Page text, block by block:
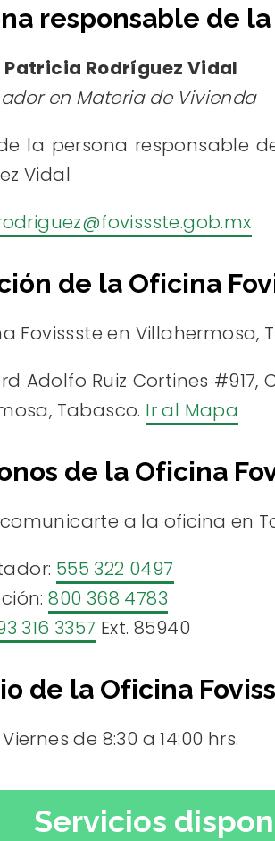
responsable de
Patricia Rodríguez Vidal
en Materia de Vivienda
la persona responsable
Vidal
de la Oficina
Fovissste en Villahermosa,
Adolfo Ruiz Cortines #917,
Tabasco. Ir al Mapa
de la Oficina
a la oficina en
555 322 0497
800 368 4783
316 3357 Ext. 85940
de la Oficina
de 8:30 a 14:00 hrs.
Servicios